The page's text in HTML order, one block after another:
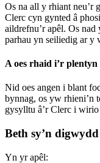
Os na all y rhiant neu’r
Clerc cyn gynted â
aildrefnu’r apêl. Os
parhau yn seiliedig ar y
A oes rhaid i’r
Nid oes angen i blant
bynnag, os yw rhieni’n
gysylltu â’r Clerc i
Beth sy’n
Yn yr apêl: